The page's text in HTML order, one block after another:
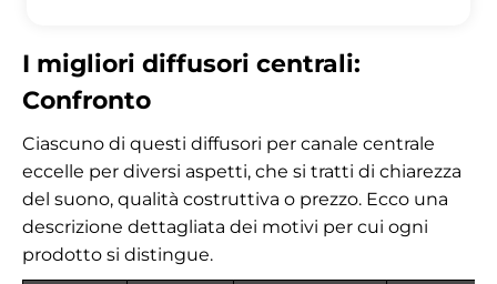
I migliori diffusori centrali:
Confronto
Ciascuno di questi diffusori per canale centrale
eccelle per diversi aspetti, che si tratti di chiarezza
del suono, qualità costruttiva o prezzo. Ecco una
descrizione dettagliata dei motivi per cui ogni
prodotto si distingue.